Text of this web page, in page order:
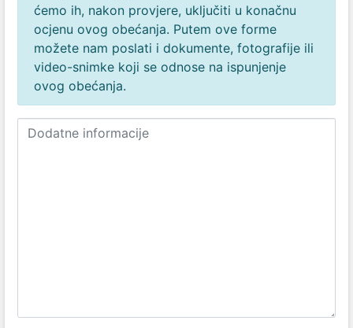
ćemo ih, nakon provjere, uključiti u konačnu
ocjenu ovog obećanja. Putem ove forme
možete nam poslati i dokumente, fotografije ili
video-snimke koji se odnose na ispunjenje
ovog obećanja.